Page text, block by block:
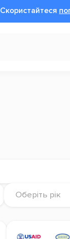
Cкористайтеся
Оберіть рік